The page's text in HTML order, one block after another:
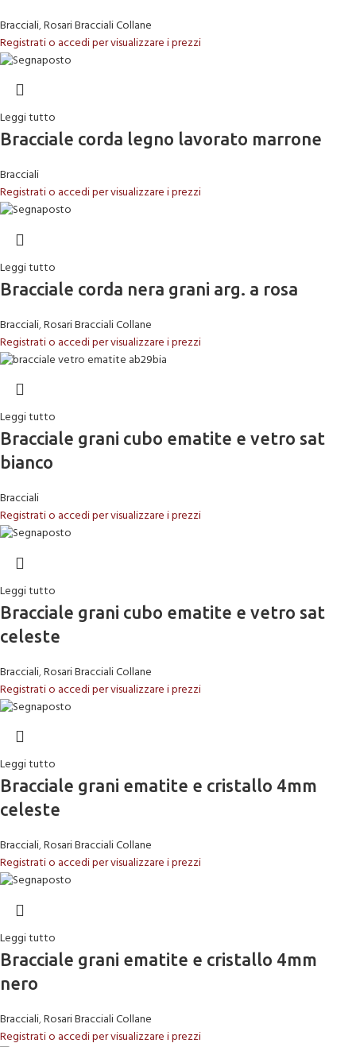
Bracciali,Rosari Bracciali Collane
Registrati o accedi per visualizzare i prezzi
Leggi tutto
Bracciale corda legno lavorato marrone
Bracciali
Registrati o accedi per visualizzare i prezzi
Leggi tutto
Bracciale corda nera grani arg. a rosa
Bracciali,Rosari Bracciali Collane
Registrati o accedi per visualizzare i prezzi
Leggi tutto
Bracciale grani cubo ematite e vetro sat
bianco
Bracciali
Registrati o accedi per visualizzare i prezzi
Leggi tutto
Bracciale grani cubo ematite e vetro sat
celeste
Bracciali,Rosari Bracciali Collane
Registrati o accedi per visualizzare i prezzi
Leggi tutto
Bracciale grani ematite e cristallo 4mm
celeste
Bracciali,Rosari Bracciali Collane
Registrati o accedi per visualizzare i prezzi
Leggi tutto
Bracciale grani ematite e cristallo 4mm
nero
Bracciali,Rosari Bracciali Collane
Registrati o accedi per visualizzare i prezzi